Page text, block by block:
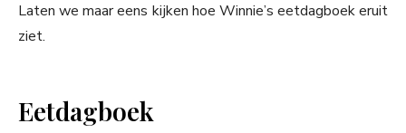
Laten we maar eens kijken hoe Winnie’s eetdagboek eruit
ziet.
Eetdagboek